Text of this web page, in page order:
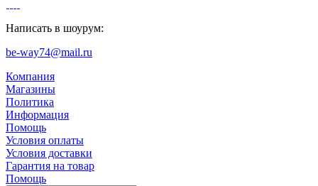
Написать в шоурум:
be-way74@mail.ru
Компания
Магазины
Политика
Информация
Помощь
Условия оплаты
Условия доставки
Гарантия на товар
Помощь